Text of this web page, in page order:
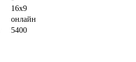
16x9
онлайн
5400